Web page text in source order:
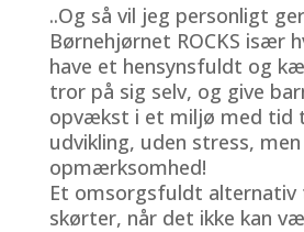
..Og så vil jeg personligt
Børnehjørnet ROCKS især
have et hensynsfuldt og
tror på sig selv, og give
opvækst i et miljø med tid
udvikling, uden stress,
opmærksomhed!
Et omsorgsfuldt alternativ
skørter, når det ikke kan